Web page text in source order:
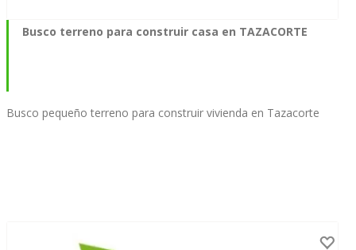
Busco terreno para construir casa en TAZACORTE
Busco pequeño terreno para construir vivienda en Tazacorte